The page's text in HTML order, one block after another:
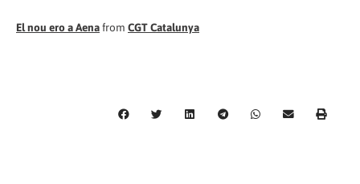
El nou ero a Aenafrom CGT Catalunya